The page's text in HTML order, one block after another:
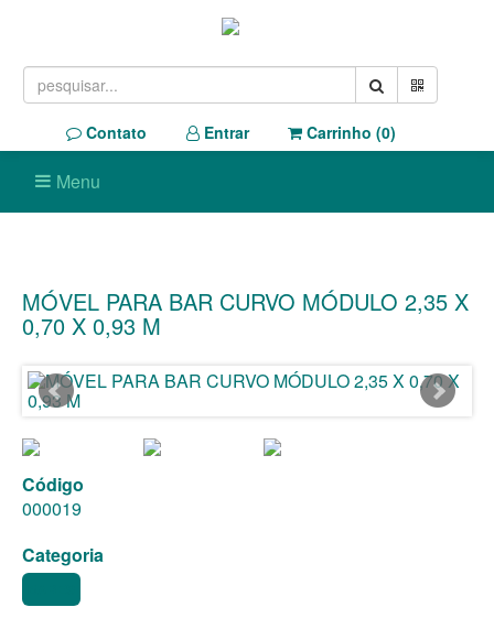
Contato Entrar Carrinho (0)
Menu
MÓVEL PARA BAR CURVO MÓDULO 2,35 X
0,70 X 0,93 M
Código
000019
Categoria